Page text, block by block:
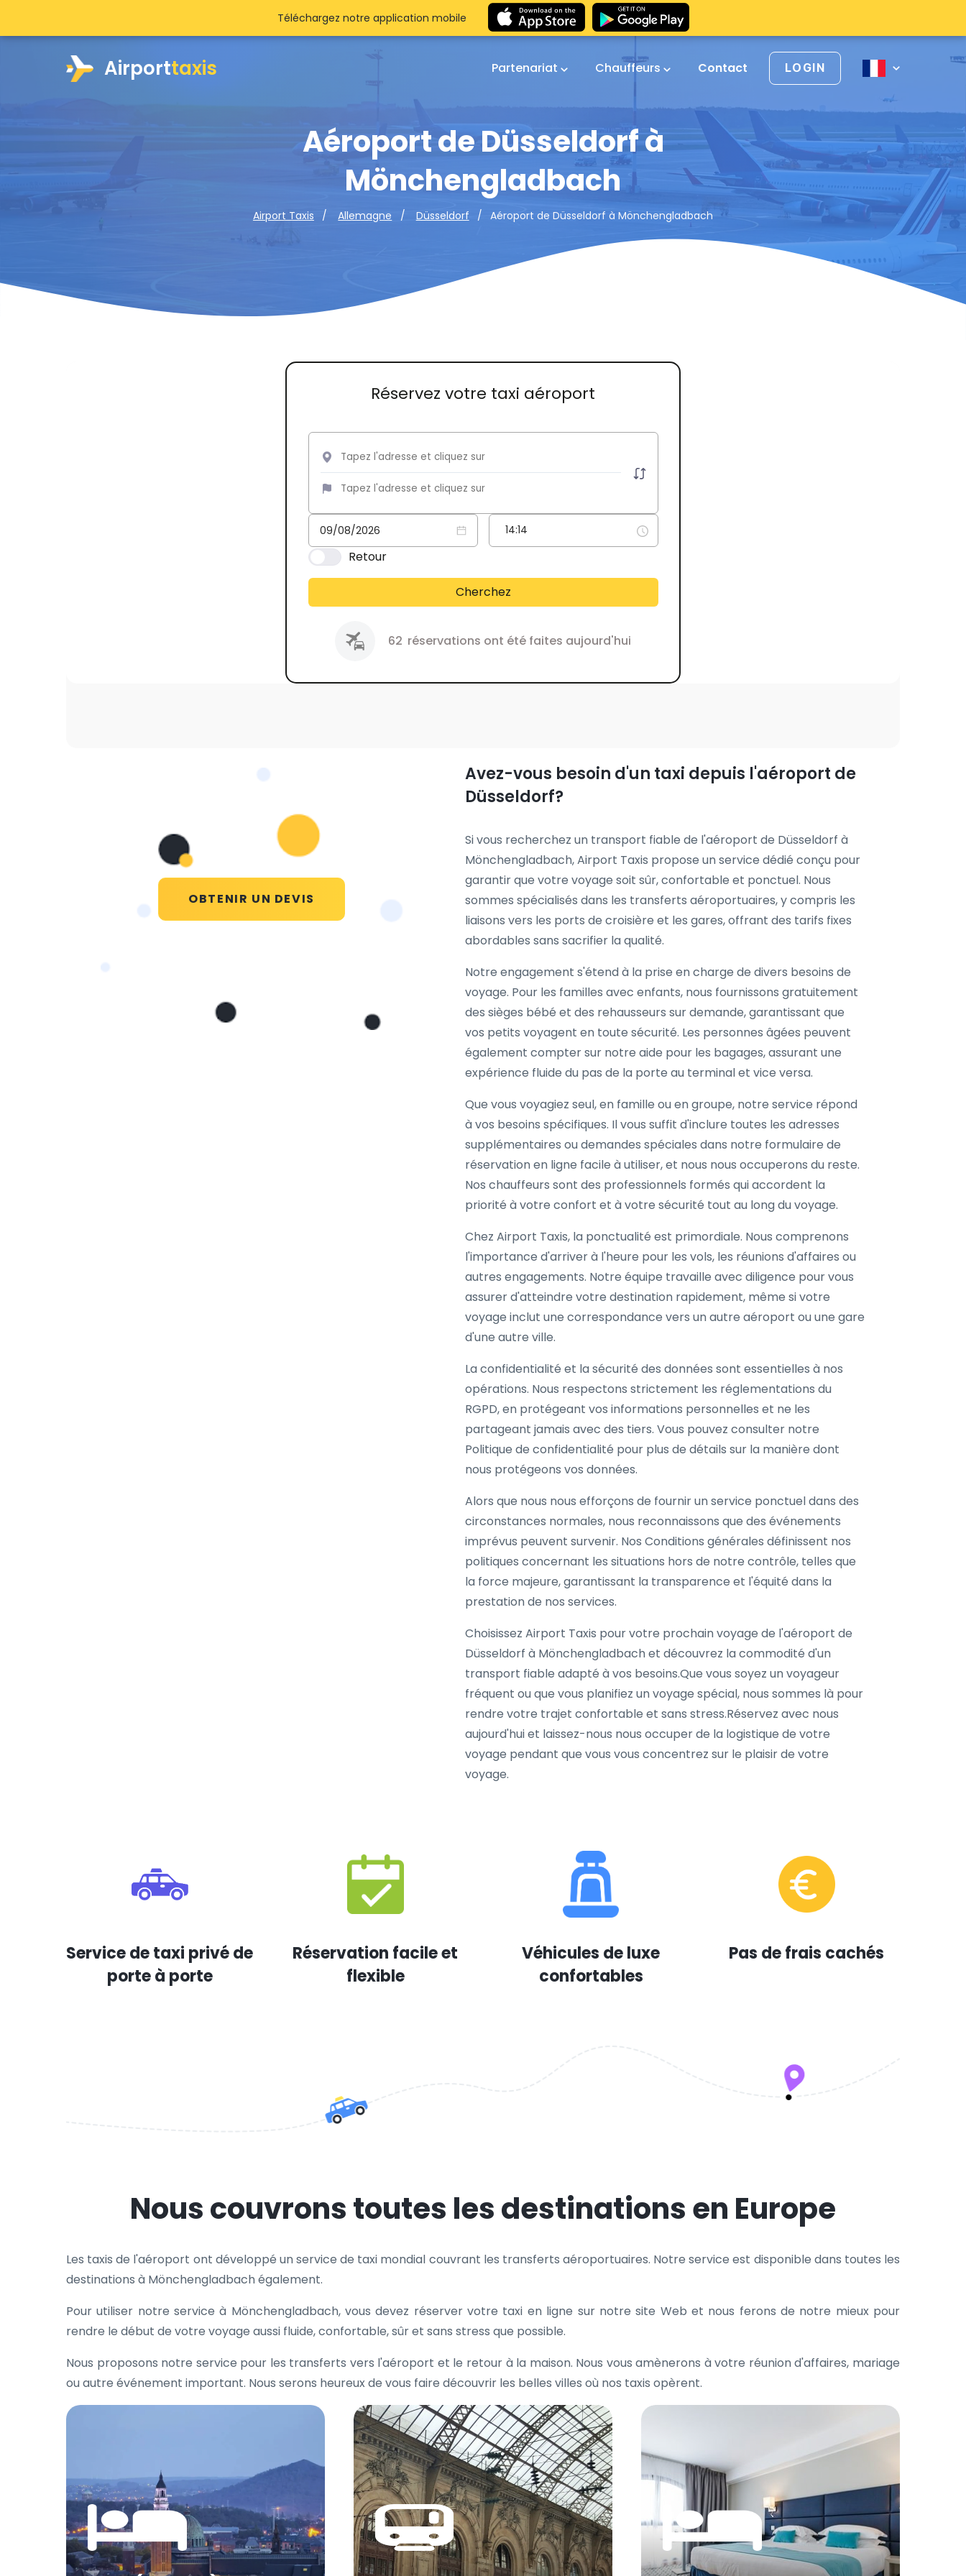
Airporttaxis Partenariat Chauffeurs Contact LOGIN
Aéroport de Düsseldorf à
Mönchengladbach
Airport Taxis Allemagne Düsseldorf Aéroport de Düsseldorf à Mönchengladbach
Téléchargez notre application mobile
Réservez votre taxi aéroport
Retour
Cherchez
62 réservations ont été faites aujourd'hui
OBTENIR UN DEVIS
Avez-vous besoin d'un taxi depuis l'aéroport de
Düsseldorf?
Si vous recherchez un transport fiable de l'aéroport de Düsseldorf à
Mönchengladbach, Airport Taxis propose un service dédié conçu pour
garantir que votre voyage soit sûr, confortable et ponctuel. Nous
sommes spécialisés dans les transferts aéroportuaires, y compris les
liaisons vers les ports de croisière et les gares, offrant des tarifs fixes
abordables sans sacrifier la qualité.
Notre engagement s'étend à la prise en charge de divers besoins de
voyage. Pour les familles avec enfants, nous fournissons gratuitement
des sièges bébé et des rehausseurs sur demande, garantissant que
vos petits voyagent en toute sécurité. Les personnes âgées peuvent
également compter sur notre aide pour les bagages, assurant une
expérience fluide du pas de la porte au terminal et vice versa.
Que vous voyagiez seul, en famille ou en groupe, notre service répond
à vos besoins spécifiques. Il vous suffit d'inclure toutes les adresses
supplémentaires ou demandes spéciales dans notre formulaire de
réservation en ligne facile à utiliser, et nous nous occuperons du reste.
Nos chauffeurs sont des professionnels formés qui accordent la
priorité à votre confort et à votre sécurité tout au long du voyage.
Chez Airport Taxis, la ponctualité est primordiale. Nous comprenons
l'importance d'arriver à l'heure pour les vols, les réunions d'affaires ou
autres engagements. Notre équipe travaille avec diligence pour vous
assurer d'atteindre votre destination rapidement, même si votre
voyage inclut une correspondance vers un autre aéroport ou une gare
d'une autre ville.
La confidentialité et la sécurité des données sont essentielles à nos
opérations. Nous respectons strictement les réglementations du
RGPD, en protégeant vos informations personnelles et ne les
partageant jamais avec des tiers. Vous pouvez consulter notre
Politique de confidentialité pour plus de détails sur la manière dont
nous protégeons vos données.
Alors que nous nous efforçons de fournir un service ponctuel dans des
circonstances normales, nous reconnaissons que des événements
imprévus peuvent survenir. Nos Conditions générales définissent nos
politiques concernant les situations hors de notre contrôle, telles que
la force majeure, garantissant la transparence et l'équité dans la
prestation de nos services.
Choisissez Airport Taxis pour votre prochain voyage de l'aéroport de
Düsseldorf à Mönchengladbach et découvrez la commodité d'un
transport fiable adapté à vos besoins.Que vous soyez un voyageur
fréquent ou que vous planifiez un voyage spécial, nous sommes là pour
rendre votre trajet confortable et sans stress.Réservez avec nous
aujourd'hui et laissez-nous nous occuper de la logistique de votre
voyage pendant que vous vous concentrez sur le plaisir de votre
voyage.
Service de taxi privé de
porte à porte
Réservation facile et
flexible
Véhicules de luxe
confortables
Pas de frais cachés
Nous couvrons toutes les destinations en Europe
Les taxis de l'aéroport ont développé un service de taxi mondial couvrant les transferts aéroportuaires. Notre service est disponible dans toutes les
destinations à Mönchengladbach également.
Pour utiliser notre service à Mönchengladbach, vous devez réserver votre taxi en ligne sur notre site Web et nous ferons de notre mieux pour
rendre le début de votre voyage aussi fluide, confortable, sûr et sans stress que possible.
Nous proposons notre service pour les transferts vers l'aéroport et le retour à la maison. Nous vous amènerons à votre réunion d'affaires, mariage
ou autre événement important. Nous serons heureux de vous faire découvrir les belles villes où nos taxis opèrent.